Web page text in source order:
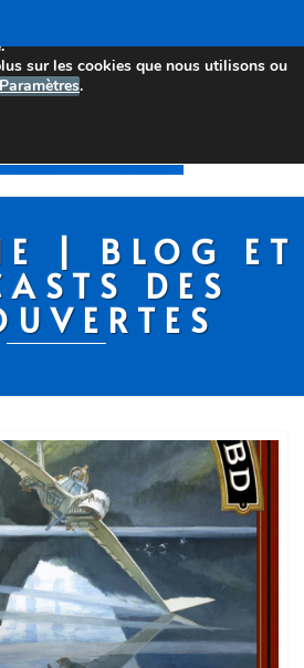
| BLOG ET
DES
pour vous offrir la meilleure
sur les cookies que nous utilisons ou
Paramètres.